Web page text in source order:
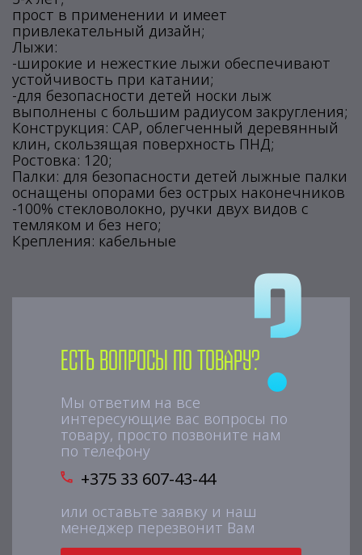
прост в применении и имеет
привлекательный дизайн;
Лыжи:
-широкие и нежесткие лыжи обеспечивают
устойчивость при катании;
-для безопасности детей носки лыж
выполнены с большим радиусом закругления;
Конструкция: CAP, облегченный деревянный
клин, скользящая поверхность ПНД;
Ростовка: 120;
Палки: для безопасности детей лыжные палки
оснащены опорами без острых наконечников
-100% стекловолокно, ручки двух видов с
темляком и без него;
Крепления: кабельные
Есть вопросы по товару?
Мы ответим на все
интересующие вас вопросы по
товару, просто позвоните нам
по телефону
+375 33 607-43-44
или оставьте заявку и наш
менеджер перезвонит Вам